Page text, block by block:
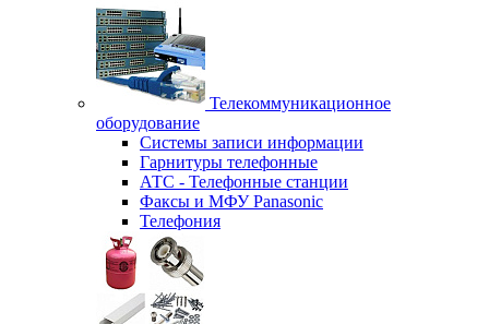
Телекоммуникационное
оборудование
Системы записи информации
Гарнитуры телефонные
АТС - Телефонные станции
Факсы и МФУ Panasonic
Телефония